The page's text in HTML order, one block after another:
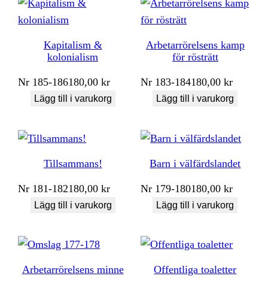
Kapitalism &
kolonialism
Nr 185-186180,00kr
Lägg till i varukorg
Arbetarrörelsens kamp
för rösträtt
Nr 183-184180,00kr
Lägg till i varukorg
Tillsammans!
Nr 181-182180,00kr
Lägg till i varukorg
Barn i välfärdslandet
Nr 179-180180,00kr
Lägg till i varukorg
Arbetarrörelsens minne Offentliga toaletter